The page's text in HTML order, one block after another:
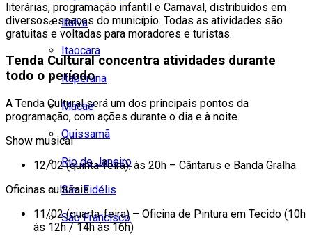
Italva
Itaocara
Itaperuna
Macaé
Quissamã
Rio de Janeiro
São Fidélis
São Francisco
literárias, programação infantil e Carnaval, distribuídos em
diversos espaços do município. Todas as atividades são
gratuitas e voltadas para moradores e turistas.
Tenda Cultural concentra atividades durante
todo o período
A Tenda Cultural será um dos principais pontos da
programação, com ações durante o dia e à noite.
Show musical
12/02 (quinta-feira), às 20h – Cântarus e Banda Gralha
Oficinas culturais
11/02 (quarta-feira) – Oficina de Pintura em Tecido (10h
às 12h / 14h às 16h)